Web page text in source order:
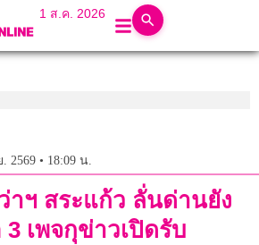
1 ส.ค. 2026
2569 • 18:09 น.
าฯ สระแก้ว ลั่นด่านยัง
เพจกุข่าวเปิดรับ